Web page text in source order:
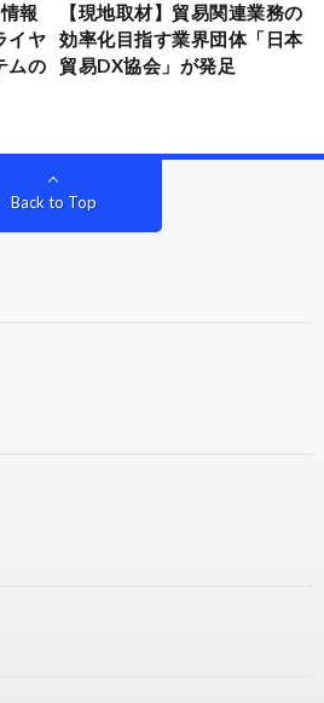
報
イヤ
ムの
【現地取材】貿易関連業務の
効率化目指す業界団体「日本
貿易DX協会」が発足
Back to Top